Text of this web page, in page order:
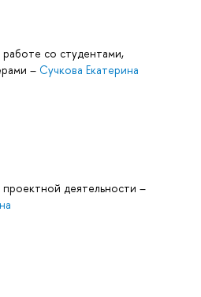
со студентами,
– Сучкова Екатерина
деятельности –